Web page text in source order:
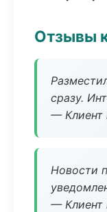
Отзывы
сразу.
— Клиент
Новости
— Клиент